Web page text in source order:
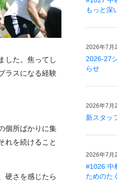
した。焦ってし
ラスになる経験
個所ばかりに集
れを続けること
硬さを感じたら
もっと深
2026年7月
2026-27
らせ
2026年7月
新スタッ
2026年7月
#1026 中
ためのた